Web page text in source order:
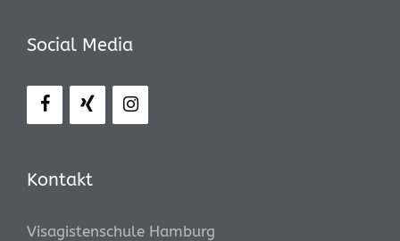
Social Media
Kontakt
Visagistenschule Hamburg